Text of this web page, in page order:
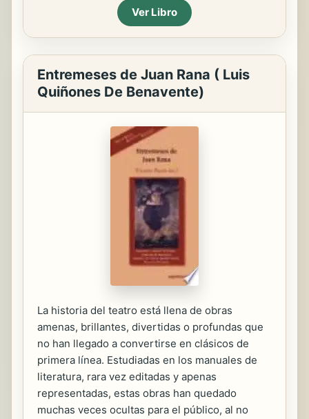
Ver Libro
Entremeses de Juan Rana ( Luis
Quiñones De Benavente)
La historia del teatro está llena de obras
amenas, brillantes, divertidas o profundas que
no han llegado a convertirse en clásicos de
primera línea. Estudiadas en los manuales de
literatura, rara vez editadas y apenas
representadas, estas obras han quedado
muchas veces ocultas para el público, al no